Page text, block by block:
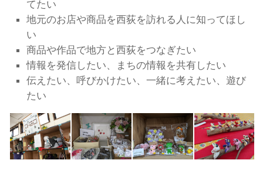
てたい
地元のお店や商品を西荻を訪れる人に知ってほし
い
商品や作品で地方と西荻をつなぎたい
情報を発信したい、まちの情報を共有したい
伝えたい、呼びかけたい、一緒に考えたい、遊び
たい